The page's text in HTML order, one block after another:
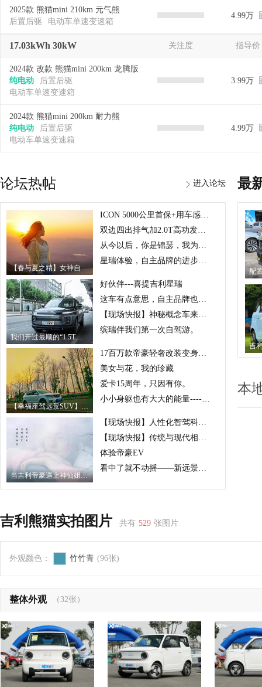
2025款 熊猫mini 210km 元气熊
后置后驱
电动车单速变速箱
4.99万
17.03kWh 30kW 关注度 指导价
2024款 改款 熊猫mini 200km 龙腾版
纯电动
后置后驱
电动车单速变速箱
3.99万
2024款 熊猫mini 200km 耐力熊
纯电动
后置后驱
电动车单速变速箱
4.99万
论坛热帖 进入论坛
【春与夏之精】女神自驾巧克力ICON去露营
ICON 5000公里首保+用车感受+看车
双边四出排气加2.0T高功发动机的车，你爱了吗？吉利星越！
从今以后，你是锦瑟，我为流年---吉利星越
星瑞体验，自主品牌的进步让我们值得期待
我们开过最顺的“1.5T三缸+双离合”，没有之一
好伙伴---喜提吉利星瑞
这车有点意思，自主品牌也开始玩个性
【现场快报】神秘概念车来袭 上海国际车展吉利汽车发布会
缤瑞伴我们第一次自驾游。
【幸福座驾远景SUV】不忘初心，方得始终，吉利相伴，快乐人生
17百万款帝豪轻奢改装变身记（求精！）
美女与花，我的珍藏
爱卡15周年，只因有你。
小小身躯也有大大的能量----远景X1提车记
当吉利帝豪遇上神仙姐姐~
【现场快报】人性化智驾科技，吉利汽车技术品牌发布会
【现场快报】传统与现代相遇，Lynk & Co互联共创之夜
体验帝豪EV
看中了就不动摇——新远景试驾作业
最
本
吉利熊猫实拍图片 共有 529 张图片
外观颜色： 竹竹青 (96张)
整体外观 （32张）